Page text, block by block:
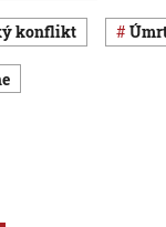
konflikt